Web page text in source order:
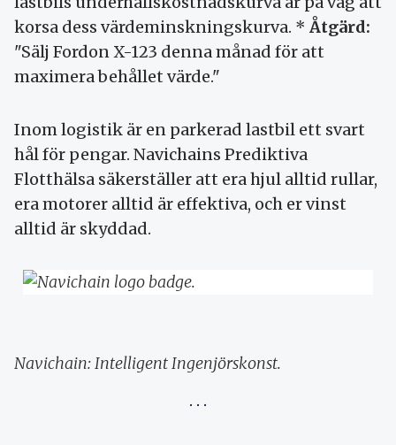
korsa dess värdeminskningskurva. * Åtgärd:
"Sälj Fordon X-123 denna månad för att
maximera behållet värde."
Inom logistik är en parkerad lastbil ett svart
hål för pengar. Navichains Prediktiva
Flotthälsa säkerställer att era hjul alltid rullar,
era motorer alltid är effektiva, och er vinst
alltid är skyddad.
Navichain: Intelligent Ingenjörskonst.